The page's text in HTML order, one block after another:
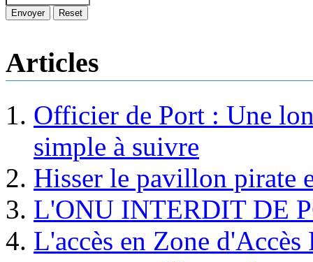
Envoyer Reset
Articles
Officier de Port : Une
simple à suivre
Hisser le pavillon pirate
L'ONU INTERDIT DE
L'accès en Zone